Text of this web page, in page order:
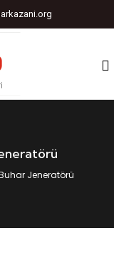
Jeneratörü